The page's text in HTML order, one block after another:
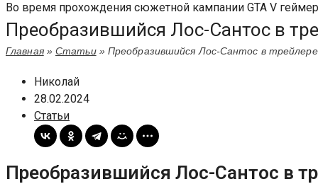
Во время прохождения сюжетной кампании GTA V
Преобразившийся Лос-Сантос в
Главная»Статьи» Преобразившийся Лос-Сантос в
Николай
28.02.2024
Статьи
Преобразившийся Лос-Сантос в